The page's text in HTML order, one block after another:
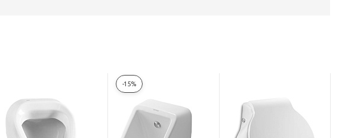
-15%